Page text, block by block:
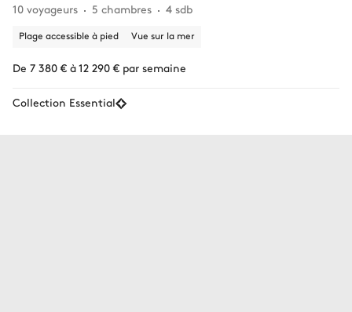
10 voyageurs
5 chambres 4 sdb
Plage accessible à pied Vue sur la mer
De 7 380 € à 12 290 € par semaine
Collection Essential